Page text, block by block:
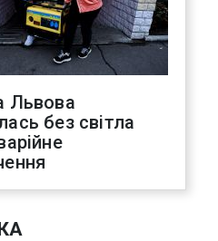
Львова
без світла